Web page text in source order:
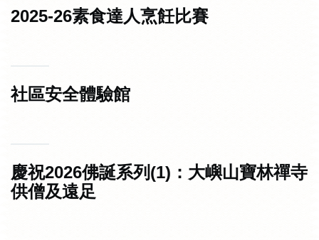
連
2025-26素食達人烹飪比賽
社區安全體驗館
慶祝2026佛誕系列(1)：大嶼山寶林禪寺
供僧及遠足